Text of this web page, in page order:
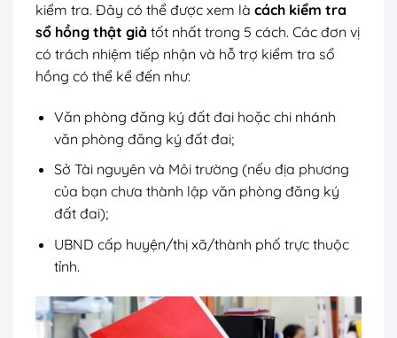
kiểm tra. Đây có thể được xem là cách kiểm tra
sổ hồng thật giả tốt nhất trong 5 cách. Các đơn vị
có trách nhiệm tiếp nhận và hỗ trợ kiểm tra sổ
hồng có thể kể đến như:
Văn phòng đăng ký đất đai hoặc chi nhánh
văn phòng đăng ký đất đai;
Sở Tài nguyên và Môi trường (nếu địa phương
của bạn chưa thành lập văn phòng đăng ký
đất đai);
UBND cấp huyện/thị xã/thành phố trực thuộc
tỉnh.